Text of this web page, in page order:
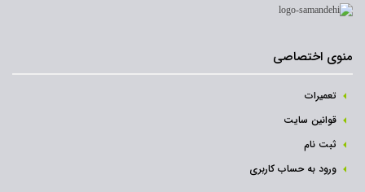
منوی اختصاصی
تعمیرات
قوانین سایت
ثبت نام‌
ورود به حساب کاربری